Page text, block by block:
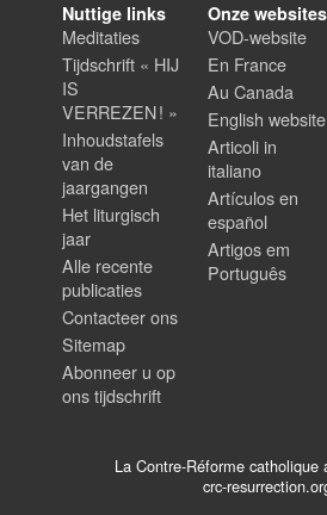
Nuttige links
Meditaties
Tijdschrift « HIJ
IS
VERREZEN ! »
Inhoudstafels
van de
jaargangen
Het liturgisch
jaar
Alle recente
publicaties
Contacteer ons
Sitemap
Abonneer u op
ons tijdschrift
Onze websites
VOD-website
En France
Au Canada
English website
Articoli in
italiano
Artículos en
español
Artigos em
Português
La Contre-Réforme catholique
crc-